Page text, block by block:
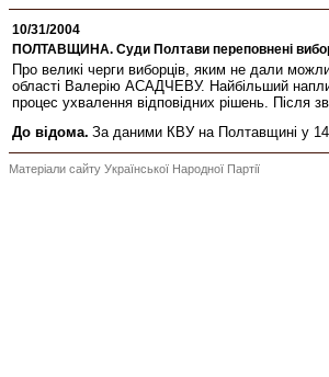
10/31/2004
ПОЛТАВЩИНА. Суди Полтави переповнені
Про великі черги виборців, яким не дали
області Валерію АСАДЧЕВУ. Найбільший
процес ухвалення відповідних рішень. Після
До відома. За даними КВУ на Полтавщині у
Матеріали сайту Української Народної Партії